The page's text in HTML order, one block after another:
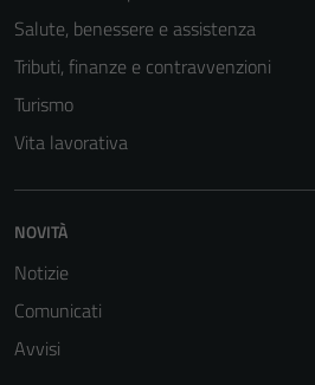
Salute, benessere e assistenza
Tributi, finanze e contravvenzioni
Turismo
Vita lavorativa
NOVITÀ
Notizie
Comunicati
Avvisi